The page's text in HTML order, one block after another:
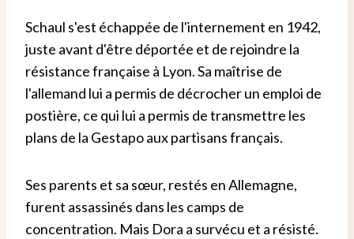
Schaul s'est échappée de l'internement en 1942,
juste avant d'être déportée et de rejoindre la
résistance française à Lyon. Sa maîtrise de
l'allemand lui a permis de décrocher un emploi de
postière, ce qui lui a permis de transmettre les
plans de la Gestapo aux partisans français.
Ses parents et sa sœur, restés en Allemagne,
furent assassinés dans les camps de
concentration. Mais Dora a survécu et a résisté.